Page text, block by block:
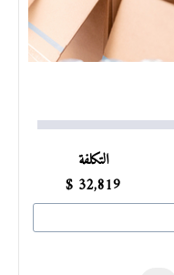
التكلفة
32,819
$